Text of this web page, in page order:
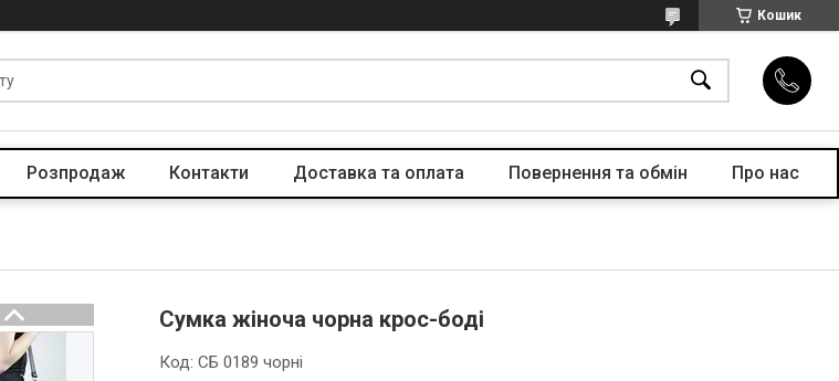
Кошик
Розпродаж Контакти Доставка та оплата Повернення та обмін Про нас
Сумка жіноча чорна крос-боді
Код:СБ 0189 чорні